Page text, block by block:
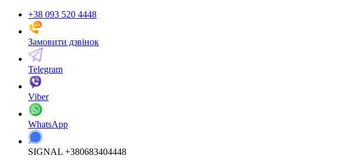
+38 093 520 4448
Замовити дзвінок
Telegram
Viber
WhatsApp
SIGNAL +380683404448